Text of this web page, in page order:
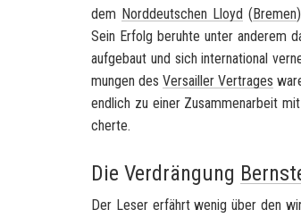
dem Nord­deut­schen Lloyd (Bre­men
Sein Er­folg be­ruh­te unter an­de­rem
auf­ge­baut und sich in­ter­na­tio­nal
mun­gen des Ver­sailler Ver­tra­ges
end­lich zu einer Zu­sam­men­ar­beit
cher­te.
Die Verdrängung
Der Leser er­fährt wenig über den